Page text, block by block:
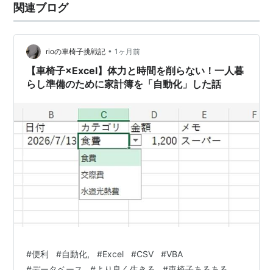
関連ブログ
rioの車椅子挑戦記 • 1ヶ月前
【車椅子×Excel】体力と時間を削らない！一人暮
らし準備のために家計簿を「自動化」した話
#便利 #自動化, #Excel #CSV #VBA